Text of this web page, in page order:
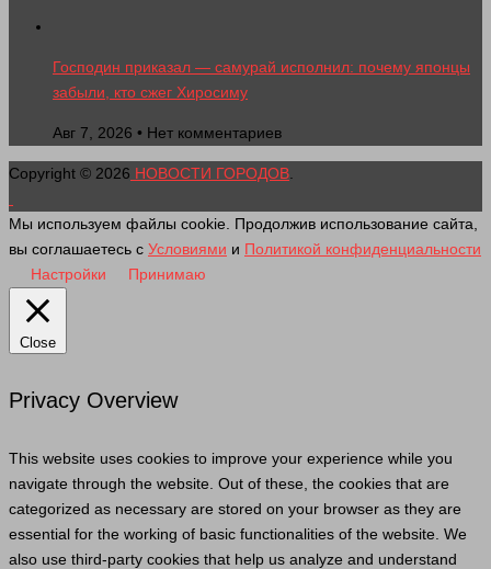
Господин приказал — самурай исполнил: почему японцы
забыли, кто сжег Хиросиму
Авг 7, 2026 • Нет комментариев
Copyright © 2026 НОВОСТИ ГОРОДОВ.
Мы используем файлы cookie. Продолжив использование сайта,
вы соглашаетесь с Условиями и Политикой конфиденциальности
Настройки
Принимаю
Close
Privacy Overview
This website uses cookies to improve your experience while you
navigate through the website. Out of these, the cookies that are
categorized as necessary are stored on your browser as they are
essential for the working of basic functionalities of the website. We
also use third-party cookies that help us analyze and understand